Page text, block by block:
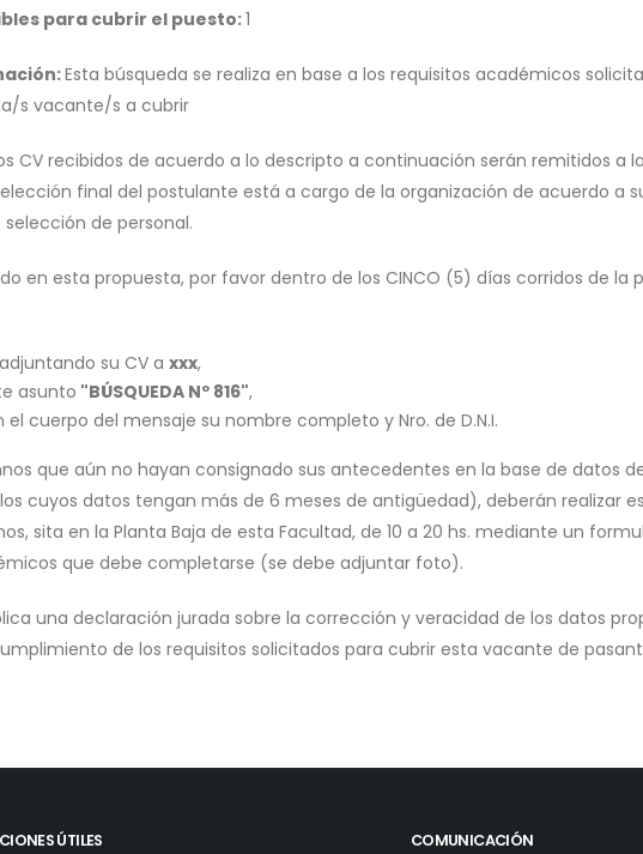
para cubrir el puesto:1
Esta búsqueda se realiza en base a los requisitos académicos
s vacante/s a cubrir
CV recibidos de acuerdo a lo descripto a continuación serán remitidos a
final del postulante está a cargo de la organización de acuerdo a
de personal.
en esta propuesta, por favor dentro de los CINCO (5) días corridos de la
su CV a xxx,
asunto "BÚSQUEDA Nº 816",
cuerpo del mensaje su nombre completo y Nro. de D.N.I.
que aún no hayan consignado sus antecedentes en la base de datos
cuyos datos tengan más de 6 meses de antigüedad), deberán realizar
sita en la Planta Baja de esta Facultad, de 10 a 20 hs. mediante un
que debe completarse (se debe adjuntar foto).
una declaración jurada sobre la corrección y veracidad de los datos
de los requisitos solicitados para cubrir esta vacante de
ÚTILES COMUNICACIÓN